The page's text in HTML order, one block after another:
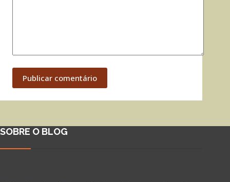
Publicar comentário
SOBRE O BLOG